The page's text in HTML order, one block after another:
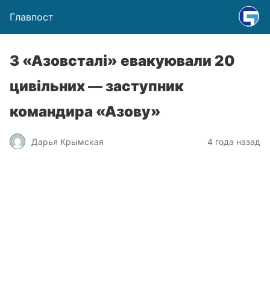
Главпост
З «Азовсталі» евакуювали 20
цивільних — заступник
командира «Азову»
Дарья Крымская 4 года назад